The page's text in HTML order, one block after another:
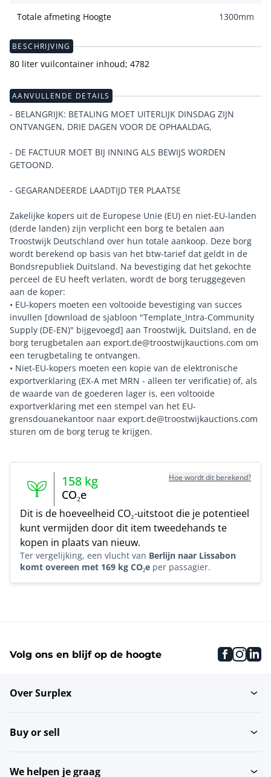
Totale afmeting Hoogte 1300mm
BESCHRIJVING
80 liter vuilcontainer inhoud; 4782
AANVULLENDE DETAILS
- BELANGRIJK: BETALING MOET UITERLIJK DINSDAG ZIJN
ONTVANGEN, DRIE DAGEN VOOR DE OPHAALDAG,
- DE FACTUUR MOET BIJ INNING ALS BEWIJS WORDEN
GETOOND.
- GEGARANDEERDE LAADTIJD TER PLAATSE
Zakelijke kopers uit de Europese Unie (EU) en niet-EU-landen
(derde landen) zijn verplicht een borg te betalen aan
Troostwijk Deutschland over hun totale aankoop. Deze borg
wordt berekend op basis van het btw-tarief dat geldt in de
Bondsrepubliek Duitsland. Na bevestiging dat het gekochte
perceel de EU heeft verlaten, wordt de borg teruggegeven
aan de koper:
• EU-kopers moeten een voltooide bevestiging van succes
invullen [download de sjabloon "Template_Intra-Community
Supply (DE-EN)" bijgevoegd] aan Troostwijk, Duitsland, en de
borg terugbetalen aan export.de@troostwijkauctions.com om
een terugbetaling te ontvangen.
• Niet-EU-kopers moeten een kopie van de elektronische
exportverklaring (EX-A met MRN - alleen ter verificatie) of, als
de waarde van de goederen lager is, een voltooide
exportverklaring met een stempel van het EU-
grensdouanekantoor naar export.de@troostwijkauctions.com
158 kg
CO₂e
Hoe wordt dit berekend?
Dit is de hoeveelheid CO₂-uitstoot die je potentieel
kunt vermijden door dit item tweedehands te
kopen in plaats van nieuw.
Ter vergelijking, een vlucht van Berlijn naar Lissabon
komt overeen met 169 kg CO₂e per passagier.
Volg ons en blijf op de hoogte
Over Surplex
Buy or sell
We helpen je graag